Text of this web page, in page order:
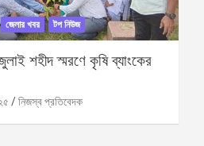
জেলার খবর টপ নিউজ
শহীদ স্মরণে কৃষি ব্যাংকের
নিজস্ব প্রতিবেদক